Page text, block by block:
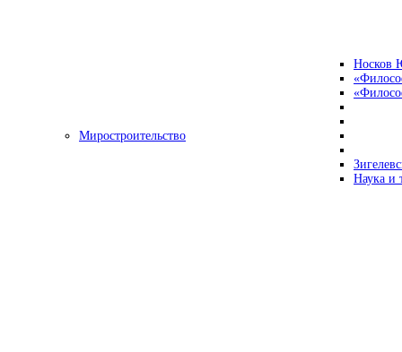
Носков
Миростроительство
Наука и